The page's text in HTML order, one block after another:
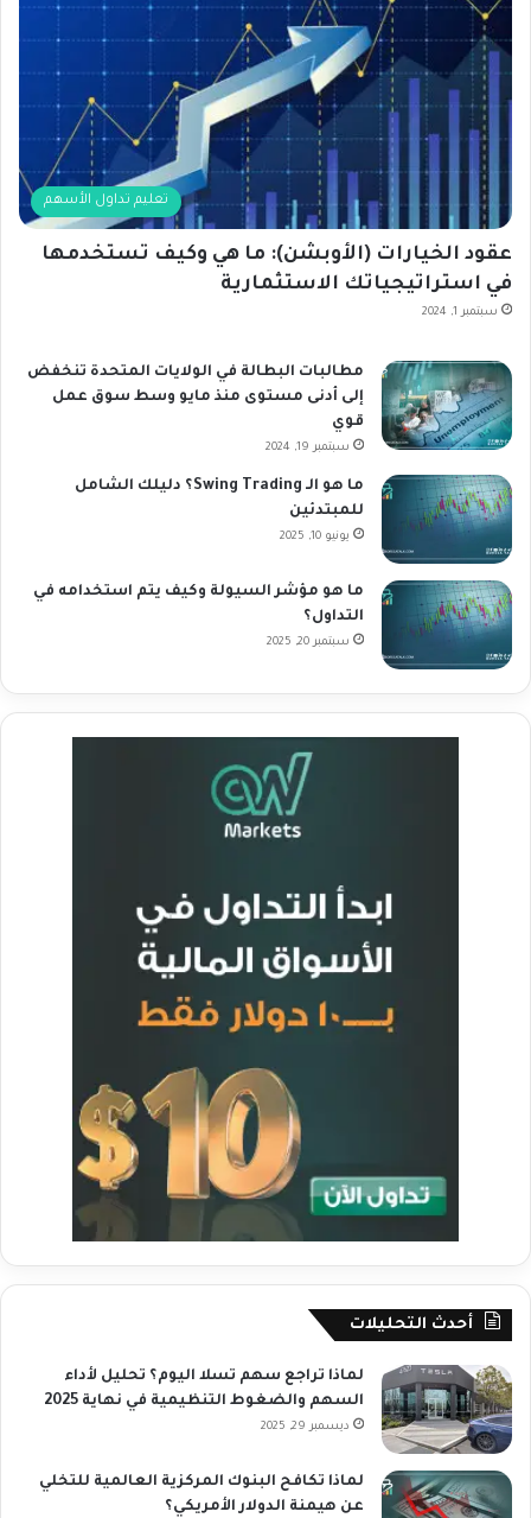
تعليم تداول الأسهم
عقود الخيارات (الأوبشن): ما هي وكيف تستخدمها
في استراتيجياتك الاستثمارية
سبتمبر 1, 2024
مطالبات البطالة في الولايات المتحدة تنخفض
إلى أدنى مستوى منذ مايو وسط سوق عمل
قوي
سبتمبر 19, 2024
ما هو الـ Swing Trading؟ دليلك الشامل
للمبتدئين
يونيو 10, 2025
ما هو مؤشر السيولة وكيف يتم استخدامه في
التداول؟
سبتمبر 20, 2025
أحدث التحليلات
لماذا تراجع سهم تسلا اليوم؟ تحليل لأداء
السهم والضغوط التنظيمية في نهاية 2025
ديسمبر 29, 2025
لماذا تكافح البنوك المركزية العالمية للتخلي
عن هيمنة الدولار الأمريكي؟